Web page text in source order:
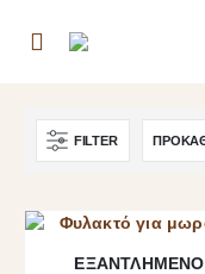
FILTER
ΕΞΑΝΤΛΗΜΈΝΟ